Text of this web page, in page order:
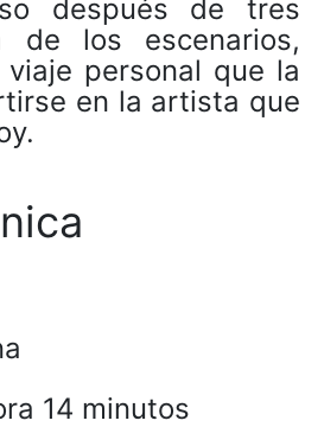
después de tres
de los escenarios,
personal que la
en la artista que
14 minutos